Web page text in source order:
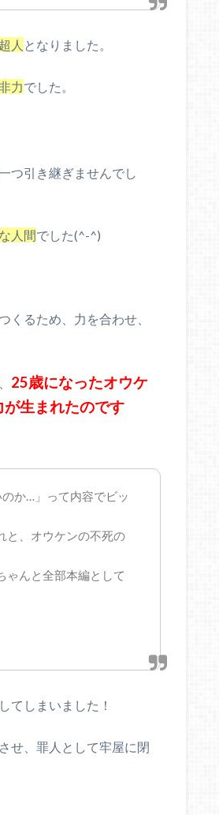
超人 となりました。
力でした。
つ引き継ぎませんでし
人間でした(^-^)
くるため、力を合わせ、
25歳になったオウケ
生まれたのです
か…」って内容でビッ
と、オウケンの不死の
ゃんと全部本編として
てしまいました！
せ、罪人として牢屋に閉